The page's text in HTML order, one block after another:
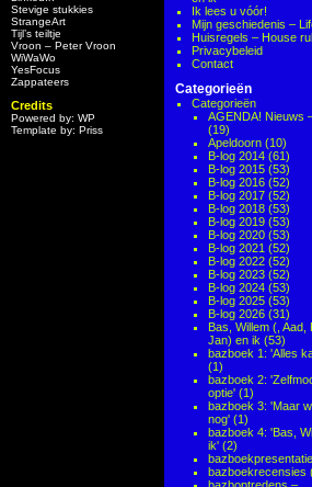
Stevige stukkies
StrangeArt
Tijl’s teiltje
Vroon – Peter Vroon
WiWaWo
YesFocus
Zappateers
Credits
Powered by: WP
Template by: Priss
Ik lees u vóór!
Mijn geschiedenis –
Huisregels – House
Privacybeleid
Contact
Categorieën
Categorieën
AGENDA! Nieuws
(19)
Apeldoorn (10)
B-log 2014 (61)
B-log 2015 (53)
B-log 2016 (52)
B-log 2017 (52)
B-log 2018 (53)
B-log 2019 (53)
B-log 2020 (53)
B-log 2021 (52)
B-log 2022 (52)
B-log 2023 (52)
B-log 2024 (53)
B-log 2025 (53)
B-log 2026 (31)
Bas, Willem (, Aad,
Jan) en ik (53)
bazboek 1: 'Alles
(1)
bazboek 2:
optie' (1)
bazboek 3: 'Maar
nog' (1)
bazboek 4: 'Bas,
ik' (2)
bazboekrecensies